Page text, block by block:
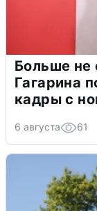
Больше не
Гагарина
кадры с
6 августа 61